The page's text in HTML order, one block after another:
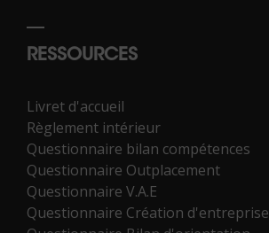
RESSOURCES
Livret d'accueil
Règlement intérieur
Questionnaire bilan compétences
Questionnaire Outplacement
Questionnaire V.A.E
Questionnaire Création d'entreprise